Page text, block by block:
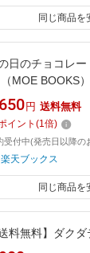
同じ商品を
日のチョコレ
（MOE BOOKS
円 送料無料
イント (1倍)
受付中(発売日以降の
楽天ブックス
同じ商品を
送料無料】ダク